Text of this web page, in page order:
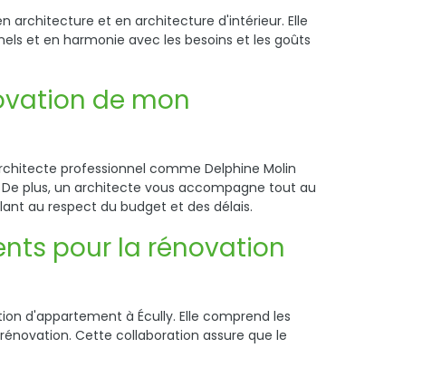
architecture et en architecture d'intérieur. Elle
et en harmonie avec les besoins et les goûts
de mon
professionnel comme Delphine Molin
plus, un architecte vous accompagne tout au
au respect du budget et des délais.
pour la rénovation
d'appartement à Écully. Elle comprend les
Cette collaboration assure que le